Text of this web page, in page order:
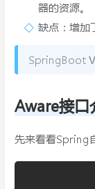
器的资源。
缺点：增加
SpringBoot
Aware接口
先来看看Spring